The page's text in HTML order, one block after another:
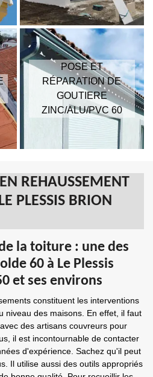
POSE ET
RÉPARATION DE
GOUTIERE
ZINC/ALU/PVC 60
REHAUSSEMENT
PLESSIS BRION
la toiture : une des
60 à Le Plessis
et ses environs
constituent les interventions
niveau des maisons. En effet, il faut
des artisans couvreurs pour
il est incontournable de contacter
d'expérience. Sachez qu'il peut
Il utilise aussi des outils appropriés